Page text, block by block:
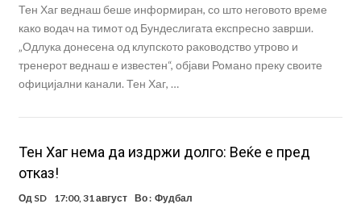
Тен Хаг веднаш беше информиран, со што неговото време
како водач на тимот од Бундеслигата експресно заврши.
„Одлука донесена од клупското раководство утрово и
тренерот веднаш е известен“, објави Романо преку своите
официјални канали. Тен Хаг, …
Тен Хаг нема да издржи долго: Веќе е пред
отказ!
Од SD 17:00, 31 август Во : Фудбал